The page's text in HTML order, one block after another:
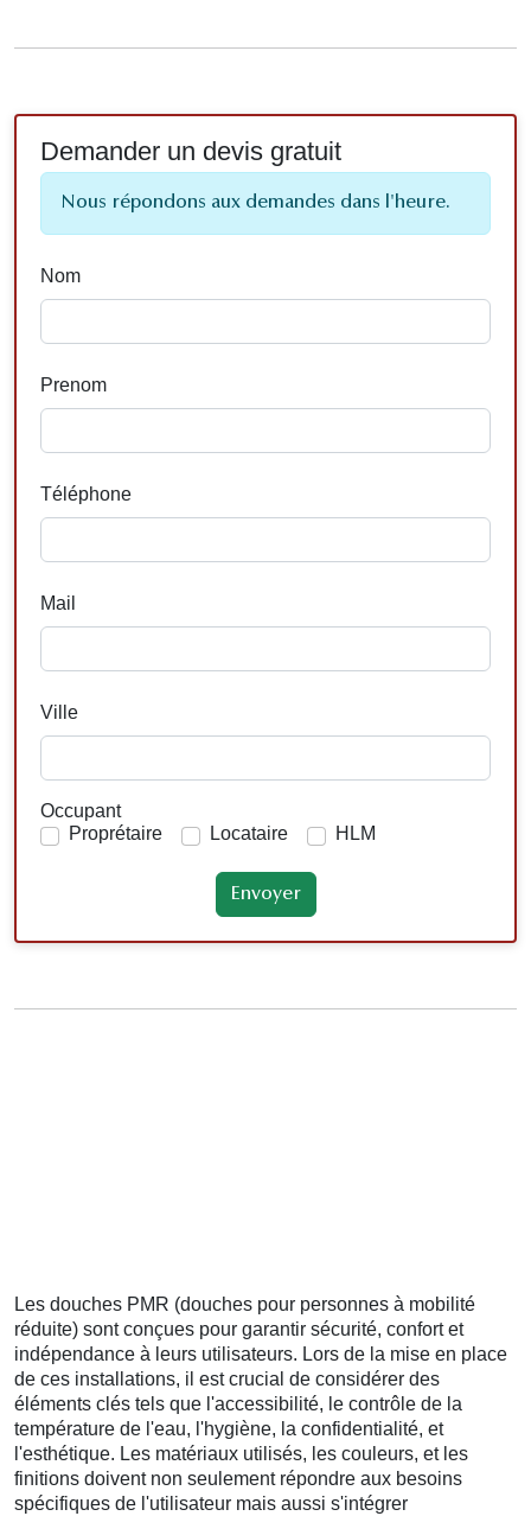
Demander un devis gratuit
Nous répondons aux demandes dans l'heure.
Nom
Prenom
Téléphone
Mail
Ville
Occupant
Proprétaire
Locataire HLM
Les douches PMR (douches pour personnes à mobilité
réduite) sont conçues pour garantir sécurité, confort et
indépendance à leurs utilisateurs. Lors de la mise en place
de ces installations, il est crucial de considérer des
éléments clés tels que l'accessibilité, le contrôle de la
température de l'eau, l'hygiène, la confidentialité, et
l'esthétique. Les matériaux utilisés, les couleurs, et les
finitions doivent non seulement répondre aux besoins
spécifiques de l'utilisateur mais aussi s'intégrer